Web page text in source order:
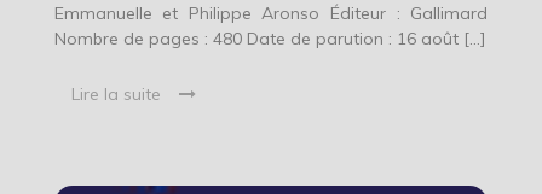
Emmanuelle et Philippe Aronso Éditeur : Gallimard
Nombre de pages : 480 Date de parution : 16 août […]
Lire la suite